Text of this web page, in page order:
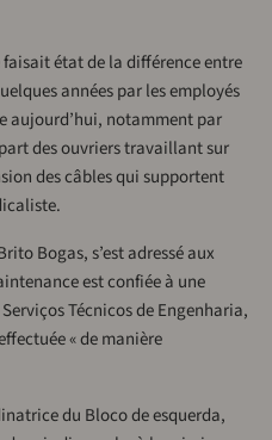
état de la différence entre
années par les employés
aujourd’hui, notamment par
des ouvriers travaillant sur
des câbles qui supportent
Bogas, s’est adressé aux
est confiée à une
Técnicos de Engenharia,
« de manière
du Bloco de esquerda,